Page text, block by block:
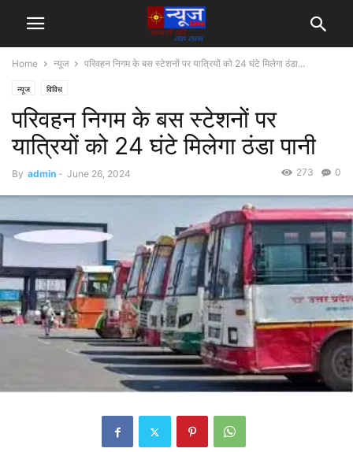
Home न्यूज परिवहन निगम के बस स्टेशनों पर यात्रियों को 24 घंटे मिलेगा ठंडा...
न्यूज विविध
परिवहन निगम के बस स्टेशनों पर
यात्रियों को 24 घंटे मिलेगा ठंडा पानी
By admin - June 26, 2024 0
273